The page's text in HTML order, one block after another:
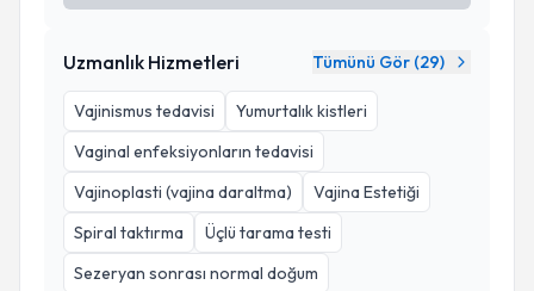
Uzmanlık Hizmetleri Tümünü Gör (29)
Vajinismus tedavisi
Yumurtalık kistleri
Vaginal enfeksiyonların tedavisi
Vajinoplasti (vajina daraltma)
Vajina Estetiği
Spiral taktırma
Üçlü tarama testi
Sezeryan sonrası normal doğum